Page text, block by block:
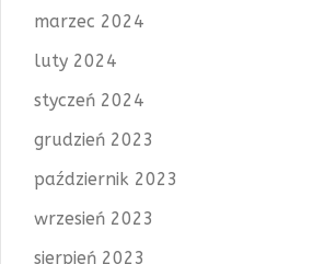
marzec 2024
luty 2024
styczeń 2024
grudzień 2023
październik 2023
wrzesień 2023
sierpień 2023